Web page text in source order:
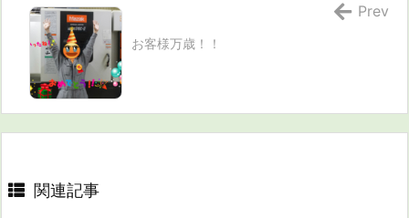
お客様万歳！！
Prev
関連記事